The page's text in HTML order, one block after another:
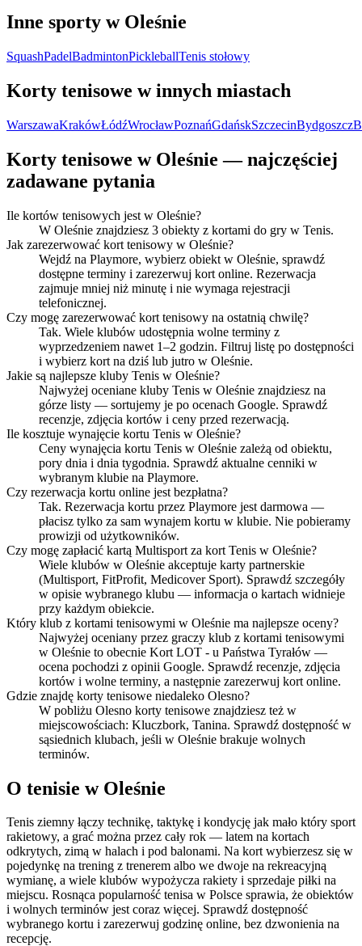
Inne sporty w Oleśnie
SquashPadelBadmintonPickleballTenis stołowy
Korty tenisowe w innych miastach
WarszawaKrakówŁódźWrocławPoznańGdańskSzczecinBydgoszcz
Korty tenisowe w Oleśnie — najczęściej
zadawane pytania
Ile kortów tenisowych jest w Oleśnie?
W Oleśnie znajdziesz 3 obiekty z kortami do gry w Tenis.
Jak zarezerwować kort tenisowy w Oleśnie?
Wejdź na Playmore, wybierz obiekt w Oleśnie, sprawdź
dostępne terminy i zarezerwuj kort online. Rezerwacja
zajmuje mniej niż minutę i nie wymaga rejestracji
telefonicznej.
Czy mogę zarezerwować kort tenisowy na ostatnią chwilę?
Tak. Wiele klubów udostępnia wolne terminy z
wyprzedzeniem nawet 1–2 godzin. Filtruj listę po dostępności
i wybierz kort na dziś lub jutro w Oleśnie.
Jakie są najlepsze kluby Tenis w Oleśnie?
Najwyżej oceniane kluby Tenis w Oleśnie znajdziesz na
górze listy — sortujemy je po ocenach Google. Sprawdź
recenzje, zdjęcia kortów i ceny przed rezerwacją.
Ile kosztuje wynajęcie kortu Tenis w Oleśnie?
Ceny wynajęcia kortu Tenis w Oleśnie zależą od obiektu,
pory dnia i dnia tygodnia. Sprawdź aktualne cenniki w
wybranym klubie na Playmore.
Czy rezerwacja kortu online jest bezpłatna?
Tak. Rezerwacja kortu przez Playmore jest darmowa —
płacisz tylko za sam wynajem kortu w klubie. Nie pobieramy
prowizji od użytkowników.
Czy mogę zapłacić kartą Multisport za kort Tenis w Oleśnie?
Wiele klubów w Oleśnie akceptuje karty partnerskie
(Multisport, FitProfit, Medicover Sport). Sprawdź szczegóły
w opisie wybranego klubu — informacja o kartach widnieje
przy każdym obiekcie.
Który klub z kortami tenisowymi w Oleśnie ma najlepsze oceny?
Najwyżej oceniany przez graczy klub z kortami tenisowymi
w Oleśnie to obecnie Kort LOT - u Państwa Tyrałów —
ocena pochodzi z opinii Google. Sprawdź recenzje, zdjęcia
kortów i wolne terminy, a następnie zarezerwuj kort online.
Gdzie znajdę korty tenisowe niedaleko Olesno?
W pobliżu Olesno korty tenisowe znajdziesz też w
miejscowościach: Kluczbork, Tanina. Sprawdź dostępność w
sąsiednich klubach, jeśli w Oleśnie brakuje wolnych
terminów.
O tenisie w Oleśnie
Tenis ziemny łączy technikę, taktykę i kondycję jak mało który sport
rakietowy, a grać można przez cały rok — latem na kortach
odkrytych, zimą w halach i pod balonami. Na kort wybierzesz się w
pojedynkę na trening z trenerem albo we dwoje na rekreacyjną
wymianę, a wiele klubów wypożycza rakiety i sprzedaje piłki na
miejscu. Rosnąca popularność tenisa w Polsce sprawia, że obiektów
i wolnych terminów jest coraz więcej. Sprawdź dostępność
wybranego kortu i zarezerwuj godzinę online, bez dzwonienia na
recepcję.